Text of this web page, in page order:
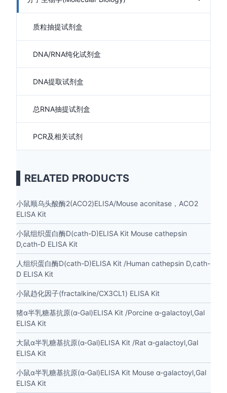
质粒抽提试剂盒
DNA/RNA纯化试剂盒
DNA提取试剂盒
总RNA抽提试剂盒
PCR及相关试剂
RELATED PRODUCTS
小鼠顺乌头酸酶2(ACO2)ELISA/Mouse aconitase，ACO2
ELISA Kit
小鼠组织蛋白酶D(cath-D)ELISA Kit Mouse cathepsin
D,cath-D ELISA Kit
人组织蛋白酶D(cath-D)ELISA Kit /Human cathepsin D,cath-
D ELISA Kit
小鼠趋化因子(fractalkine/CX3CL1) ELISA Kit
猪α半乳糖基抗原(α-Gal)ELISA Kit /Porcine α-galactoyl,Gal
ELISA Kit
大鼠α半乳糖基抗原(α-Gal)ELISA Kit /Rat α-galactoyl,Gal
ELISA Kit
小鼠α半乳糖基抗原(α-Gal)ELISA Kit Mouse α-galactoyl,Gal
ELISA Kit